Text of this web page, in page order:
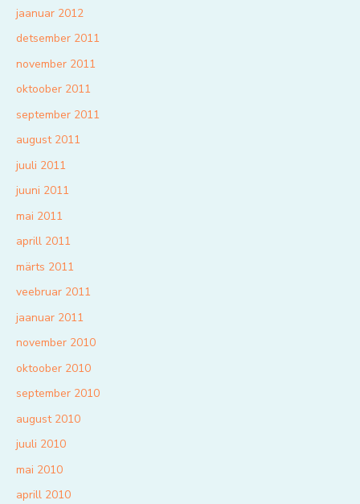
jaanuar 2012
detsember 2011
november 2011
oktoober 2011
september 2011
august 2011
juuli 2011
juuni 2011
mai 2011
aprill 2011
märts 2011
veebruar 2011
jaanuar 2011
november 2010
oktoober 2010
september 2010
august 2010
juuli 2010
mai 2010
aprill 2010